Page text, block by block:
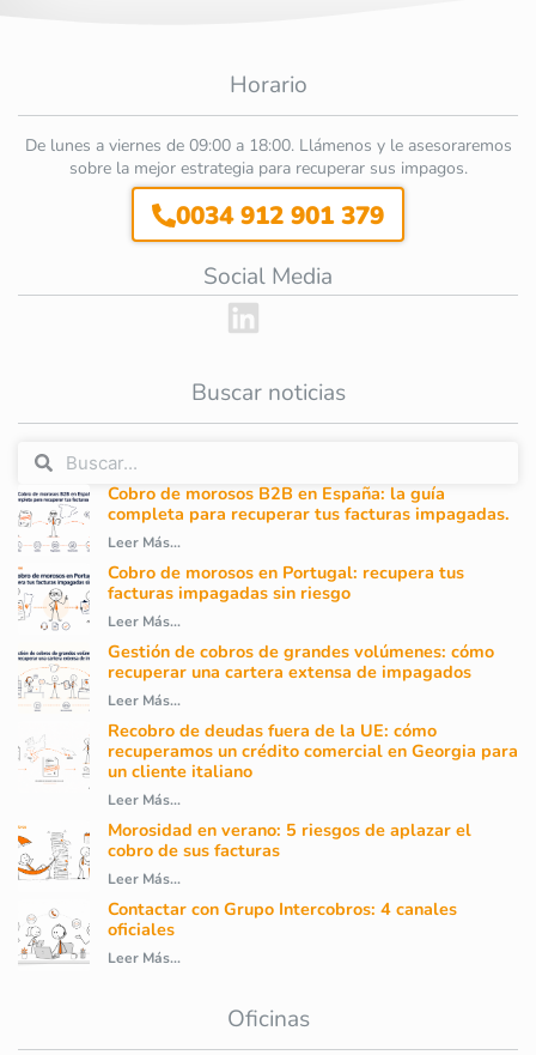
Horario
De lunes a viernes de 09:00 a 18:00. Llámenos y le asesoraremos
sobre la mejor estrategia para recuperar sus impagos.
0034 912 901 379
Social Media
Buscar noticias
Cobro de morosos B2B en España: la guía
completa para recuperar tus facturas impagadas.
Leer Más...
Cobro de morosos en Portugal: recupera tus
facturas impagadas sin riesgo
Leer Más...
Gestión de cobros de grandes volúmenes: cómo
recuperar una cartera extensa de impagados
Leer Más...
Recobro de deudas fuera de la UE: cómo
recuperamos un crédito comercial en Georgia para
un cliente italiano
Leer Más...
Morosidad en verano: 5 riesgos de aplazar el
cobro de sus facturas
Leer Más...
Contactar con Grupo Intercobros: 4 canales
oficiales
Leer Más...
Oficinas